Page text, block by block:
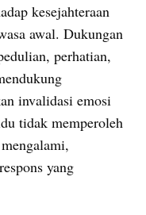
kesejahteraan
awal. Dukungan
perhatian,
invalidasi emosi
tidak memperoleh
yang